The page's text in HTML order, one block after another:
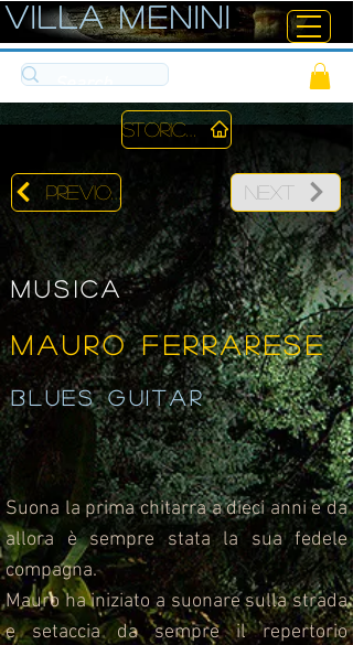
ViLLA MENINI
Storico
Previous Next
Musica
MAURO FERRARESE
Blues guitar
Suona la prima chitarra a dieci anni e da
allora è sempre stata la sua fedele
compagna.
Mauro ha iniziato a suonare sulla strada
e setaccia da sempre il repertorio